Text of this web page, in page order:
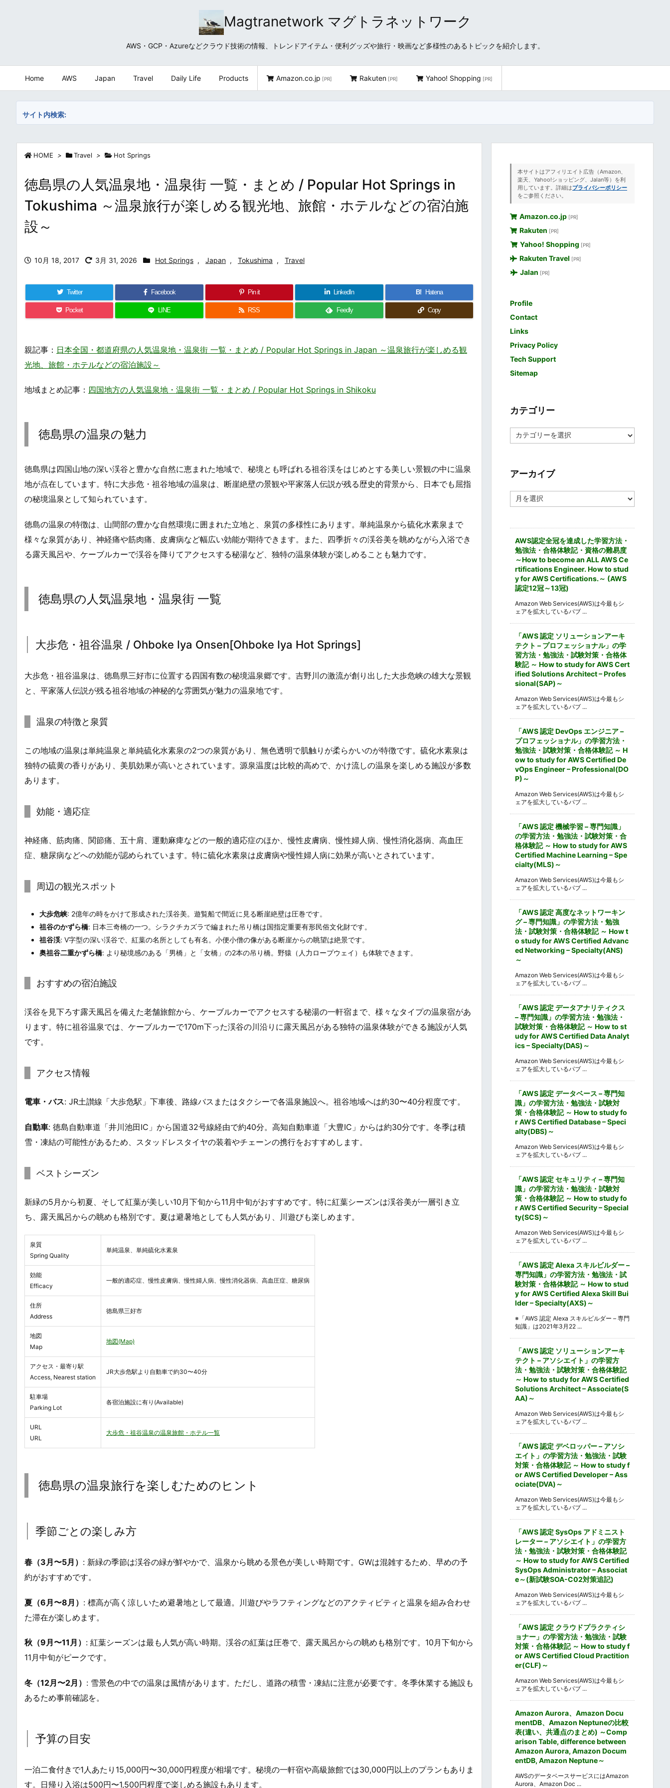
Magtranetwork マグトラネットワーク
AWS・GCP・Azureなどクラウド技術の情報、トレンドアイテム・便利グッズや旅行・映画など多様性のあるトピックを紹介します。
Home AWS Japan Travel Daily Life Products Amazon.co.jp [PR] Rakuten [PR] Yahoo! Shopping [PR]
サイト内検索:
HOME > Travel > Hot Springs
徳島県の人気温泉地・温泉街 一覧・まとめ / Popular Hot Springs in
Tokushima ～温泉旅行が楽しめる観光地、旅館・ホテルなどの宿泊施
設～
10月 18, 2017 3月 31, 2026 Hot Springs , Japan , Tokushima , Travel
Twitter Facebook Pin it LinkedIn B! Hatena
Pocket LINE RSS Feedly Copy
親記事： 日本全国・都道府県の人気温泉地・温泉街 一覧・まとめ / Popular Hot Springs in Japan ～温泉旅行が楽しめる観
光地、旅館・ホテルなどの宿泊施設～
地域まとめ記事： 四国地方の人気温泉地・温泉街 一覧・まとめ / Popular Hot Springs in Shikoku
徳島県の温泉の魅力
徳島県は四国山地の深い渓谷と豊かな自然に恵まれた地域で、秘境とも呼ばれる祖谷渓をはじめとする美しい景観の中に温泉
地が点在しています。特に大歩危・祖谷地域の温泉は、断崖絶壁の景観や平家落人伝説が残る歴史的背景から、日本でも屈指
の秘境温泉として知られています。
徳島の温泉の特徴は、山間部の豊かな自然環境に囲まれた立地と、泉質の多様性にあります。単純温泉から硫化水素泉まで
様々な泉質があり、神経痛や筋肉痛、皮膚病など幅広い効能が期待できます。また、四季折々の渓谷美を眺めながら入浴でき
る露天風呂や、ケーブルカーで渓谷を降りてアクセスする秘湯など、独特の温泉体験が楽しめることも魅力です。
徳島県の人気温泉地・温泉街 一覧
大歩危・祖谷温泉 / Ohboke Iya Onsen[Ohboke Iya Hot Springs]
大歩危・祖谷温泉は、徳島県三好市に位置する四国有数の秘境温泉郷です。吉野川の激流が創り出した大歩危峡の雄大な景観
と、平家落人伝説が残る祖谷地域の神秘的な雰囲気が魅力の温泉地です。
温泉の特徴と泉質
この地域の温泉は単純温泉と単純硫化水素泉の2つの泉質があり、無色透明で肌触りが柔らかいのが特徴です。硫化水素泉は
独特の硫黄の香りがあり、美肌効果が高いとされています。源泉温度は比較的高めで、かけ流しの温泉を楽しめる施設が多数
あります。
効能・適応症
神経痛、筋肉痛、関節痛、五十肩、運動麻痺などの一般的適応症のほか、慢性皮膚病、慢性婦人病、慢性消化器病、高血圧
症、糖尿病などへの効能が認められています。特に硫化水素泉は皮膚病や慢性婦人病に効果が高いとされています。
周辺の観光スポット
大歩危峡: 2億年の時をかけて形成された渓谷美。遊覧船で間近に見る断崖絶壁は圧巻です。
祖谷のかずら橋: 日本三奇橋の一つ。シラクチカズラで編まれた吊り橋は国指定重要有形民俗文化財です。
祖谷渓: V字型の深い渓谷で、紅葉の名所としても有名。小便小僧の像がある断崖からの眺望は絶景です。
奥祖谷二重かずら橋: より秘境感のある「男橋」と「女橋」の2本の吊り橋。野猿（人力ロープウェイ）も体験できます。
おすすめの宿泊施設
渓谷を見下ろす露天風呂を備えた老舗旅館から、ケーブルカーでアクセスする秘湯の一軒宿まで、様々なタイプの温泉宿があ
ります。特に祖谷温泉では、ケーブルカーで170m下った渓谷の川沿りに露天風呂がある独特の温泉体験ができる施設が人気
です。
アクセス情報
電車・バス: JR土讃線「大歩危駅」下車後、路線バスまたはタクシーで各温泉施設へ。祖谷地域へは約30〜40分程度です。
自動車: 徳島自動車道「井川池田IC」から国道32号線経由で約40分。高知自動車道「大豊IC」からは約30分です。冬季は積
雪・凍結の可能性があるため、スタッドレスタイヤの装着やチェーンの携行をおすすめします。
ベストシーズン
新緑の5月から初夏、そして紅葉が美しい10月下旬から11月中旬がおすすめです。特に紅葉シーズンは渓谷美が一層引き立
ち、露天風呂からの眺めも格別です。夏は避暑地としても人気があり、川遊びも楽しめます。
泉質
Spring Quality
単純温泉、単純硫化水素泉
効能
Efficacy
一般的適応症、慢性皮膚病、慢性婦人病、慢性消化器病、高血圧症、糖尿病
住所
Address
徳島県三好市
地図
Map
地図(Map)
アクセス・最寄り駅
Access, Nearest station
JR大歩危駅より自動車で約30〜40分
駐車場
Parking Lot
各宿泊施設に有り(Available)
URL
URL
大歩危・祖谷温泉の温泉旅館・ホテル一覧
徳島県の温泉旅行を楽しむためのヒント
季節ごとの楽しみ方
春（3月〜5月） : 新緑の季節は渓谷の緑が鮮やかで、温泉から眺める景色が美しい時期です。GWは混雑するため、早めの予
約がおすすめです。
夏（6月〜8月） : 標高が高く涼しいため避暑地として最適。川遊びやラフティングなどのアクティビティと温泉を組み合わせ
た滞在が楽しめます。
秋（9月〜11月） : 紅葉シーズンは最も人気が高い時期。渓谷の紅葉は圧巻で、露天風呂からの眺めも格別です。10月下旬から
11月中旬がピークです。
冬（12月〜2月） : 雪景色の中での温泉は風情があります。ただし、道路の積雪・凍結に注意が必要です。冬季休業する施設も
あるため事前確認を。
予算の目安
一泊二食付きで1人あたり15,000円〜30,000円程度が相場です。秘境の一軒宿や高級旅館では30,000円以上のプランもありま
す。日帰り入浴は500円〜1,500円程度で楽しめる施設もあります。
本サイトはアフィリエイト広告（Amazon、
楽天、Yahoo!ショッピング、Jalan等）を利
用しています。詳細はプライバシーポリシー
をご参照ください。
Amazon.co.jp [PR]
Rakuten [PR]
Yahoo! Shopping [PR]
Rakuten Travel [PR]
Jalan [PR]
Profile
Contact
Links
Privacy Policy
Tech Support
Sitemap
カテゴリー
テ
ー
アーカイブ
ー
AWS認定全冠を達成した学習方法・
勉強法・合格体験記・資格の難易度
～How to become an ALL AWS Ce
rtifications Engineer. How to stud
y for AWS Certifications.～ (AWS
認定12冠～13冠)
Amazon Web Services(AWS)は今最もシ
ェアを拡大しているパブ ...
「AWS 認定 ソリューションアーキ
テクト – プロフェッショナル」の学
習方法・勉強法・試験対策・合格体
験記 ～ How to study for AWS Cert
ified Solutions Architect – Profes
sional(SAP)～
Amazon Web Services(AWS)は今最もシ
ェアを拡大しているパブ ...
「AWS 認定 DevOps エンジニア –
プロフェッショナル」の学習方法・
勉強法・試験対策・合格体験記 ～ H
ow to study for AWS Certified De
vOps Engineer – Professional(DO
P)～
Amazon Web Services(AWS)は今最もシ
ェアを拡大しているパブ ...
「AWS 認定 機械学習 – 専門知識」
の学習方法・勉強法・試験対策・合
格体験記 ～ How to study for AWS
Certified Machine Learning – Spe
cialty(MLS)～
Amazon Web Services(AWS)は今最もシ
ェアを拡大しているパブ ...
「AWS 認定 高度なネットワーキン
グ – 専門知識」の学習方法・勉強
法・試験対策・合格体験記 ～ How t
o study for AWS Certified Advanc
ed Networking – Specialty(ANS)
～
Amazon Web Services(AWS)は今最もシ
ェアを拡大しているパブ ...
「AWS 認定 データアナリティクス
– 専門知識」の学習方法・勉強法・
試験対策・合格体験記 ～ How to st
udy for AWS Certified Data Analyt
ics – Specialty(DAS)～
Amazon Web Services(AWS)は今最もシ
ェアを拡大しているパブ ...
「AWS 認定 データベース – 専門知
識」の学習方法・勉強法・試験対
策・合格体験記 ～ How to study fo
r AWS Certified Database – Speci
alty(DBS)～
Amazon Web Services(AWS)は今最もシ
ェアを拡大しているパブ ...
「AWS 認定 セキュリティ – 専門知
識」の学習方法・勉強法・試験対
策・合格体験記 ～ How to study fo
r AWS Certified Security – Special
ty(SCS)～
Amazon Web Services(AWS)は今最もシ
ェアを拡大しているパブ ...
「AWS 認定 Alexa スキルビルダー –
専門知識」の学習方法・勉強法・試
験対策・合格体験記 ～ How to stud
y for AWS Certified Alexa Skill Bui
lder – Specialty(AXS)～
※「AWS 認定 Alexa スキルビルダー – 専門
知識」は2021年3月22 ...
「AWS 認定 ソリューションアーキ
テクト – アソシエイト」の学習方
法・勉強法・試験対策・合格体験記
～ How to study for AWS Certified
Solutions Architect – Associate(S
AA)～
Amazon Web Services(AWS)は今最もシ
ェアを拡大しているパブ ...
「AWS 認定 デベロッパー – アソシ
エイト」の学習方法・勉強法・試験
対策・合格体験記 ～ How to study f
or AWS Certified Developer – Ass
ociate(DVA)～
Amazon Web Services(AWS)は今最もシ
ェアを拡大しているパブ ...
「AWS 認定 SysOps アドミニスト
レーター – アソシエイト」の学習方
法・勉強法・試験対策・合格体験記
～ How to study for AWS Certified
SysOps Administrator – Associat
e～(新試験SOA-C02対策追記)
Amazon Web Services(AWS)は今最もシ
ェアを拡大しているパブ ...
「AWS 認定 クラウドプラクティシ
ョナー」の学習方法・勉強法・試験
対策・合格体験記 ～ How to study f
or AWS Certified Cloud Practition
er(CLF)～
Amazon Web Services(AWS)は今最もシ
ェアを拡大しているパブ ...
Amazon Aurora、Amazon Docu
mentDB、Amazon Neptuneの比較
表(違い、共通点のまとめ) ～Comp
arison Table, difference between
Amazon Aurora, Amazon Docum
entDB, Amazon Neptune～
AWSのデータベースサービスにはAmazon
Aurora、Amazon Doc ...